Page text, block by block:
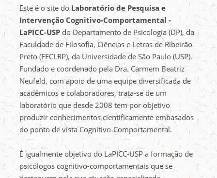
Este é o site do Laboratório de Pesquisa e
Intervenção Cognitivo-Comportamental -
LaPICC-USPdo Departamento de Psicologia (DP), da
Faculdade de Filosofia, Ciências e Letras de Ribeirão
Preto (FFCLRP), da Universidade de São Paulo (USP).
Fundado e coordenado pela Dra. Carmem Beatriz
Neufeld, com apoio de uma equipe diversificada de
acadêmicos e colaboradores, trata-se de um
laboratório que desde 2008 tem por objetivo
produzir conhecimentos cientificamente embasados
do ponto de vista Cognitivo-Comportamental.
É igualmente objetivo do LaPICC-USP a formação de
psicólogos cognitivo-comportamentais que se